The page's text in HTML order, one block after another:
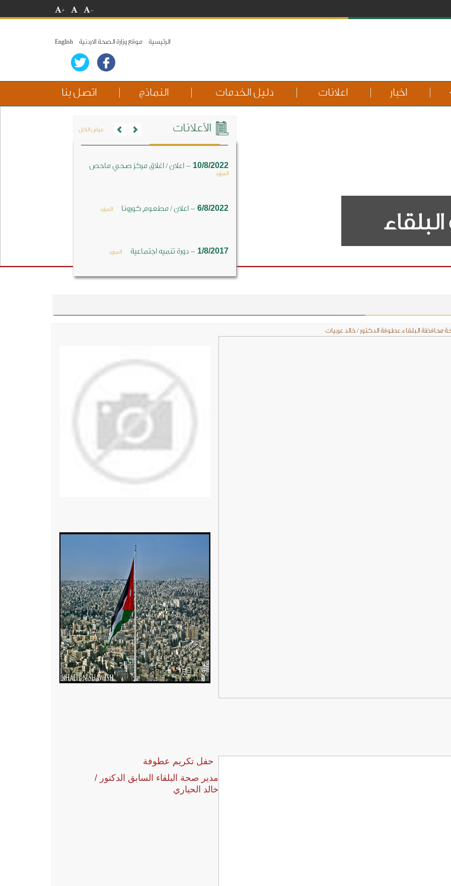
-
+
الرئيسية موقع وزارة الصحة الاردنية English
اخبار اعلانات دليل الخدمات النماذج اتصل بنا
الأعلانات عرض الكل
10/8/2022
- اعلان / اغلاق مركز صحي ماحص
المزيد
6/8/2022
- اعلان / مطعوم كورونا المزيد
1/8/2017
- دورة تنميه اجتماعية المزيد
محافظة البلقاء عطوفة الدكتور / خالد عربيات
حفل تكريم عطوفة
مدير صحة البلقاء السابق الدكتور /
خالد الحياري